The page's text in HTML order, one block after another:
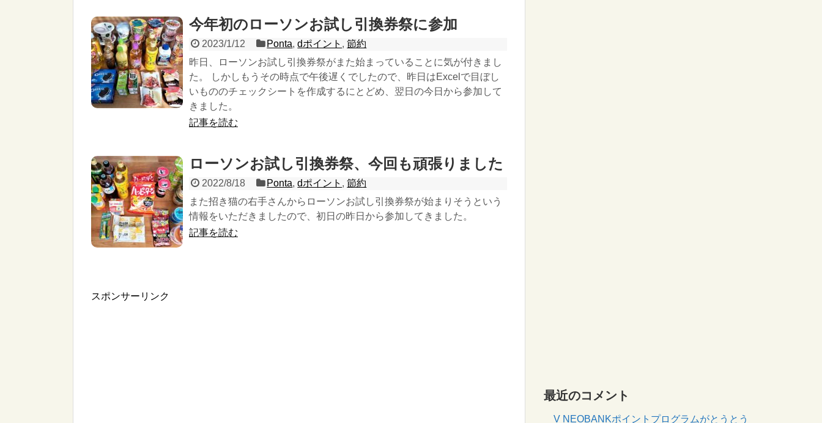
今年初のローソンお試し引換券祭に参加
2023/1/12 Ponta,dポイント ,節約
昨日、ローソンお試し引換券祭がまた始まっていることに気が付きまし
た。 しかしもうその時点で午後遅くでしたので、昨日はExcelで目ぼし
いもののチェックシートを作成するにとどめ、翌日の今日から参加して
きました。
記事を読む
ローソンお試し引換券祭、今回も頑張りました
2022/8/18 Ponta,dポイント ,節約
また招き猫の右手さんからローソンお試し引換券祭が始まりそうという
情報をいただきましたので、初日の昨日から参加してきました。
記事を読む
スポンサーリンク
最近のコメント
V NEOBANKポイントプログラムがとうとう